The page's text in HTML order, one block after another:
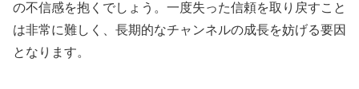
の不信感を抱くでしょう。一度失った信頼を取り戻すこと
は非常に難しく、長期的なチャンネルの成長を妨げる要因
となります。